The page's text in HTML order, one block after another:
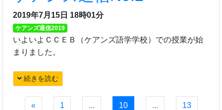
2019年7月15日 18時01分
ケアンズ通信2019
いよいよＣＣＥＢ（ケアンズ語学学校）での授業が始
まりました。
続きを読む
« 1 ... 10 ... 13